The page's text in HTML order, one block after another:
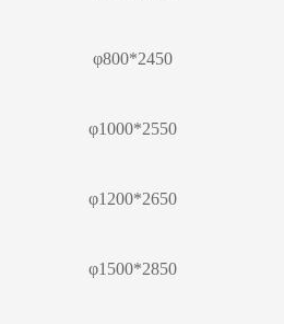
φ800*2450
φ1000*2550
φ1200*2650
φ1500*2850